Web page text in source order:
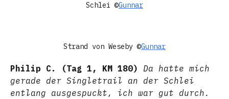
Schlei ©Gunnar
Strand von Weseby ©Gunnar
Philip C. (Tag 1, KM 180) Da hatte mich
gerade der Singletrail an der Schlei
entlang ausgespuckt, ich war gut durch.